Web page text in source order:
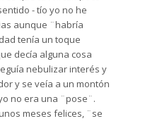
- tío yo no he
aunque ¨habría
tenía un toque
decía alguna cosa
nebulizar interés y
y se veía a un montón
no era una ¨pose¨.
meses felices, ¨se